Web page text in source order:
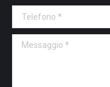
Telefono *
Messaggio *